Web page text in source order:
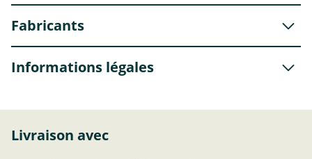
Fabricants
Informations légales
Livraison avec